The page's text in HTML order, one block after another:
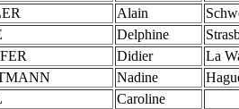
Alain
Delphine
Didier
La
Nadine
Caroline